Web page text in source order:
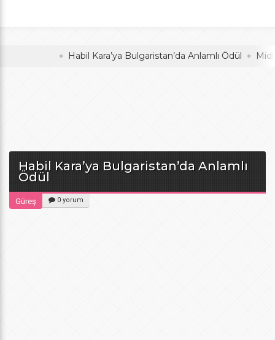
Habil Kara’ya Bulgaristan’da Anlamlı Ödül Midi
Habil Kara’ya Bulgaristan’da Anlamlı
Ödül
Güreş 0 yorum